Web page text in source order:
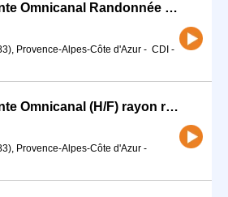
Conseiller-ère Vente Omnicanal Randonnée (H/F) - Temps partiel 12H
Provence-Alpes-Côte d'Azur - CDI -
Conseiller-ère Vente Omnicanal (H/F) rayon running
Provence-Alpes-Côte d'Azur -